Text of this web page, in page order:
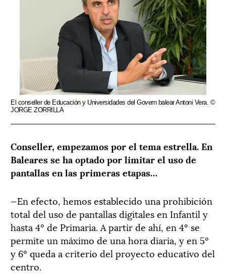
El conseller de Educación y Universidades del Govern balear Antoni Vera. ©
JORGE ZORRILLA
Conseller, empezamos por el tema estrella. En
Baleares se ha optado por limitar el uso de
pantallas en las primeras etapas…
—En efecto, hemos establecido una prohibición
total del uso de pantallas digitales en Infantil y
hasta 4º de Primaria. A partir de ahí, en 4º se
permite un máximo de una hora diaria, y en 5º
y 6º queda a criterio del proyecto educativo del
centro.